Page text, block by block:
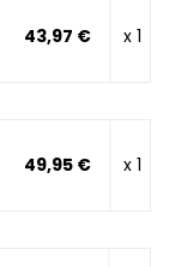
43,97 € x 1
49,95 € x 1